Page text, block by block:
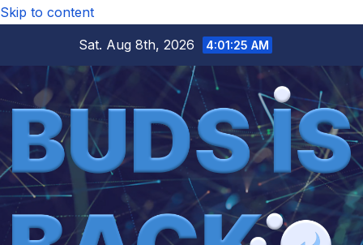
Skip to content
Sat. Aug 8th, 2026
4:01:27 AM